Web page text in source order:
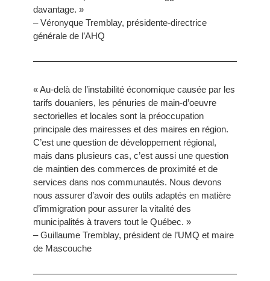
davantage. »
– Véronyque Tremblay, présidente-directrice
générale de l’AHQ
« Au-delà de l’instabilité économique causée par les
tarifs douaniers, les pénuries de main-d’oeuvre
sectorielles et locales sont la préoccupation
principale des mairesses et des maires en région.
C’est une question de développement régional,
mais dans plusieurs cas, c’est aussi une question
de maintien des commerces de proximité et de
services dans nos communautés. Nous devons
nous assurer d’avoir des outils adaptés en matière
d’immigration pour assurer la vitalité des
municipalités à travers tout le Québec. »
– Guillaume Tremblay, président de l’UMQ et maire
de Mascouche